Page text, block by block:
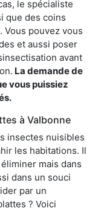
le spécialiste
que des coins
Vous pouvez vous
et aussi poser
avant
La demande de
vous puissiez
à Valbonne
insectes nuisibles
les habitations. Il
mais dans
dans un souci
par un
? Voici